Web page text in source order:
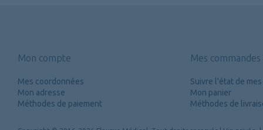
Mon compte
Mes coordonnées
Mon adresse
Méthodes de paiement
Mes commandes
Suivre l'état de
Mon panier
Méthodes de